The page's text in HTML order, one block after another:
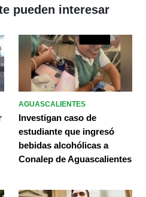
pueden interesar
AGUASCALIENTES
Investigan caso de
estudiante que ingresó
bebidas alcohólicas a
Conalep de Aguascalientes